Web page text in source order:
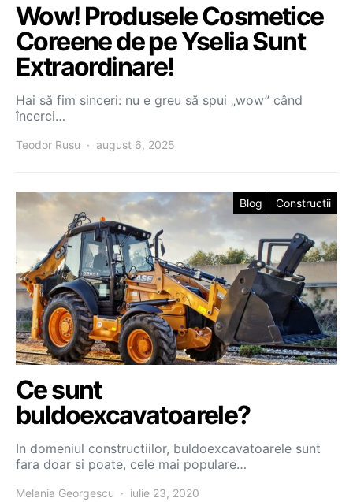
Wow! Produsele Cosmetice
Coreene de pe Yselia Sunt
Extraordinare!
Hai să fim sinceri: nu e greu să spui „wow” când
încerci…
Teodor Rusu august 6, 2025
Blog Constructii
Ce sunt
buldoexcavatoarele?
In domeniul constructiilor, buldoexcavatoarele sunt
fara doar si poate, cele mai populare…
Melania Georgescu iulie 23, 2020